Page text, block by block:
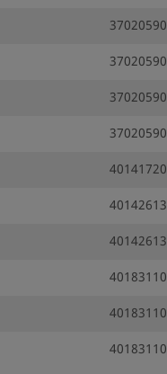
37020590
37020590
37020590
37020590
40141720
40142613
40142613
40183110
40183110
40183110